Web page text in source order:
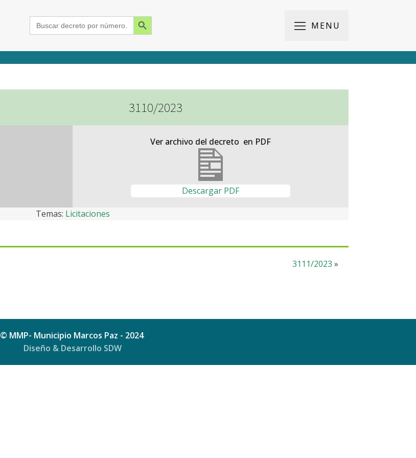
Search
for:
Search Button
MENU
2018
2017
2016
2015
3110/2023
Ver archivo del decreto en PDF
Descargar PDF
Temas: Licitaciones
3111/2023 »
© MMP- Municipio Marcos Paz - 2024
Diseño & Desarrollo SDW